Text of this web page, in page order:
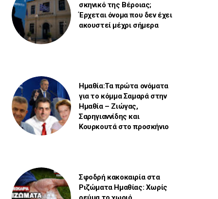
σκηνικό της Βέροιας;
Έρχεται όνομα που δεν έχει
ακουστεί μέχρι σήμερα
Ημαθία:Τα πρώτα ονόματα
για το κόμμα Σαμαρά στην
Ημαθία – Ζιώγας,
Σαρηγιαννίδης και
Κουρκουτά στο προσκήνιο
Σφοδρή κακοκαιρία στα
Ριζώματα Ημαθίας: Χωρίς